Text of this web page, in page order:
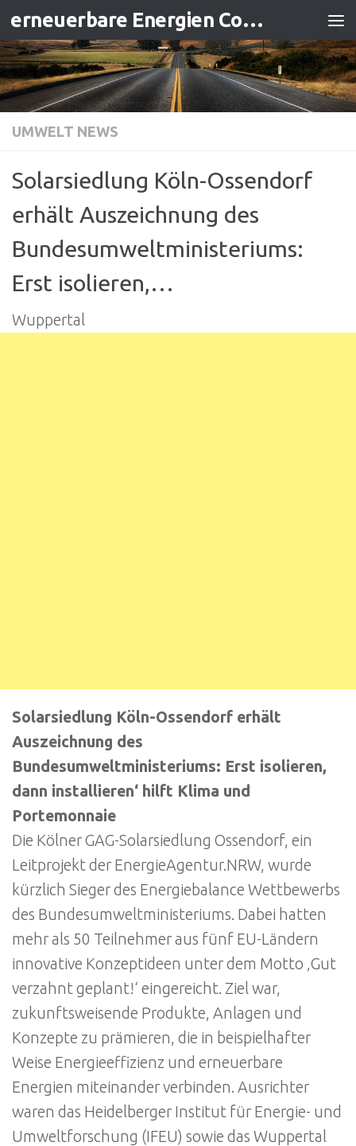
Zum Inhalt springen erneuerbare Energien Contracting
UMWELT NEWS
Solarsiedlung Köln-Ossendorf
erhält Auszeichnung des
Bundesumweltministeriums:
Erst isolieren,…
Wuppertal
Solarsiedlung Köln-Ossendorf erhält
Auszeichnung des
Bundesumweltministeriums: Erst isolieren,
dann installieren‘ hilft Klima und
Portemonnaie
Die Kölner GAG-Solarsiedlung Ossendorf, ein
Leitprojekt der EnergieAgentur.NRW, wurde
kürzlich Sieger des Energiebalance Wettbewerbs
des Bundesumweltministeriums. Dabei hatten
mehr als 50 Teilnehmer aus fünf EU-Ländern
innovative Konzeptideen unter dem Motto ‚Gut
verzahnt geplant!‘ eingereicht. Ziel war,
zukunftsweisende Produkte, Anlagen und
Konzepte zu prämieren, die in beispielhafter
Weise Energieeffizienz und erneuerbare
Energien miteinander verbinden. Ausrichter
waren das Heidelberger Institut für Energie- und
Umweltforschung (IFEU) sowie das Wuppertal